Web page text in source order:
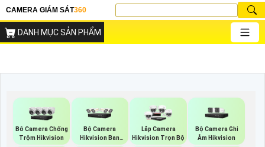
CAMERA GIÁM SÁT360
DANH MỤC SẢN PHẨM
Bô Camera Chống
Trộm Hikvision
Bộ Camera
Hikvision Ban
Lắp Camera
Hikvision Trọn Bộ
Bộ Camera Ghi
Âm Hikvision